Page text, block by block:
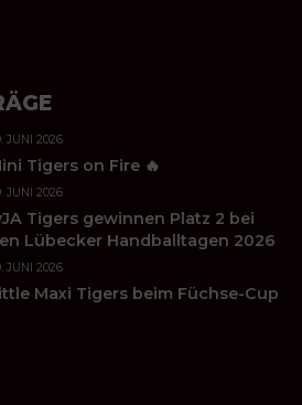
JUNI 2026
Tigers on Fire 🔥
JUNI 2026
Tigers gewinnen Platz 2 bei
Lübecker Handballtagen 2026
JUNI 2026
Maxi Tigers beim Füchse-Cup